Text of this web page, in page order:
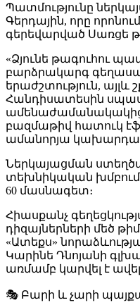
Պատմությունը
Գերդային, որը
գերեվարված Սառցե
«Ձյունե թագուհու
բարձրակարգ
երաժշտություն, այլև
Հանդիսատեսին
բազմաթիվ հատուկ
ամանորյա
Ներկայացման
տեխնիկական խմբում
60 մասնագետ։
Հիասքանչ
դիզայներների մեծ
«Ատեքս»
Կարինե Դնոյանի
առմամբ կարվել է
🎭 Բարի և չարի